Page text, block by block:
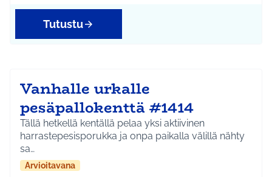
Tutustu
Vanhalle urkalle
pesäpallokenttä #1414
Tällä hetkellä kentällä pelaa yksi aktiivinen
harrastepesisporukka ja onpa paikalla välillä nähty
sa…
Arvioitavana